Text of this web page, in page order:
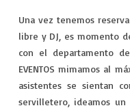
Una vez tenemos
libre y DJ, es momento
con el departamento
EVENTOS mimamos al
asistentes se sientan
servilletero, ideamos